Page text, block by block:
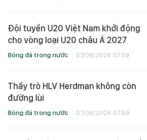
Đội tuyển U20 Việt Nam khởi động
cho vòng loại U20 châu Á 2027
Bóng đá trong nước 07/08/2026 07:59
Thầy trò HLV Herdman không còn
đường lùi
Bóng đá trong nước 07/08/2026 07:59